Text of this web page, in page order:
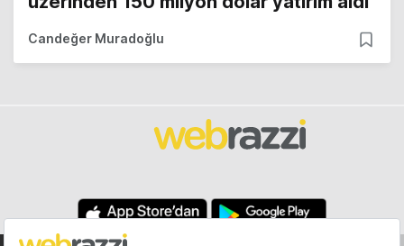
Candeğer Muradoğlu